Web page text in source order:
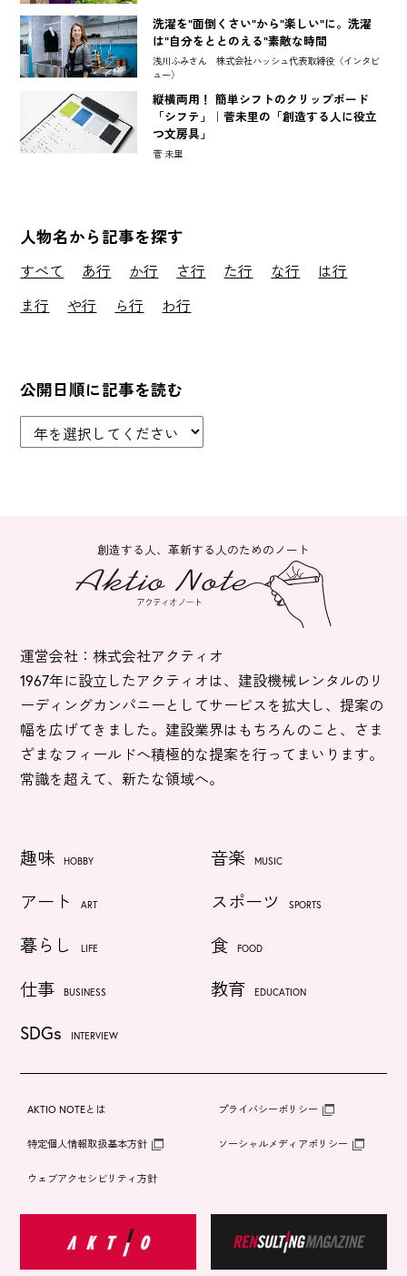
洗濯を"面倒くさい"から"楽しい"に。洗濯
は"自分をととのえる"素敵な時間
浅川ふみさん 株式会社ハッシュ代表取締役〈インタビ
ュー〉
縦横両用！ 簡単シフトのクリップボード
「シフテ」｜菅未里の「創造する人に役立
つ文房具」
菅 未里
人物名から記事を探す
すべて あ行 か行 さ行 た行 な行
は行
ま行
や行 ら行 わ行
公開日順に記事を読む
創造する人、革新する人のためのノート
運営会社：株式会社アクティオ
1967年に設立したアクティオは、建設機械レンタルのリ
ーディングカンパニーとしてサービスを拡大し、提案の
幅を広げてきました。建設業界はもちろんのこと、さま
ざまなフィールドへ積極的な提案を行ってまいります。
常識を超えて、新たな領域へ。
趣味 HOBBY 音楽 MUSIC
アート ART スポーツ SPORTS
暮らし LIFE 食 FOOD
仕事 BUSINESS 教育 EDUCATION
SDGs INTERVIEW
AKTIO NOTEとは プライバシーポリシー
特定個人情報取扱基本方針 ソーシャルメディアポリシー
ウェブアクセシビリティ方針